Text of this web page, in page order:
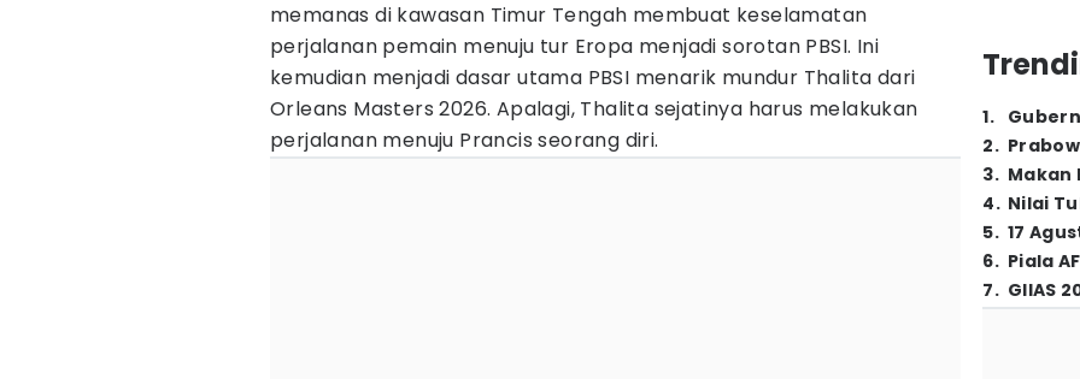
memanas di kawasan Timur Tengah membuat keselamatan
perjalanan pemain menuju tur Eropa menjadi sorotan PBSI. Ini
kemudian menjadi dasar utama PBSI menarik mundur Thalita dari
Orleans Masters 2026. Apalagi, Thalita sejatinya harus melakukan
perjalanan menuju Prancis seorang diri.
1.
2.
3. Makan
4. Nilai
5. 17
6. Piala
7. GIIAS